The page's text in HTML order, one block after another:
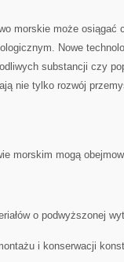
morskie może ‍osiągać
Nowe
⁢substancji czy‌
nie ‍tylko⁢ rozwój⁣
morskim mogą
o podwyższonej
i konserwacji